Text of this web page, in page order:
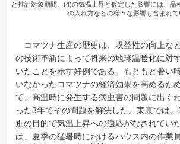
と推計対象期間。(4)の気温上昇と仮定した影響には、品
の入れ方などの様々な影響も含まれて
コマツナ生産の歴史は、収益性の向上な
の技術革新によって将来の地球温暖化に対
いたことを示す好例である。もともと暑い
いなかったコマツナの経済効果を高めるた
て、高温時に発生する病虫害の問題に出く
った3年でその問題を解決した。東京では、
別の目的で気温上昇への適応がなされてい
は、夏季の猛暑時におけるハウス内の作業